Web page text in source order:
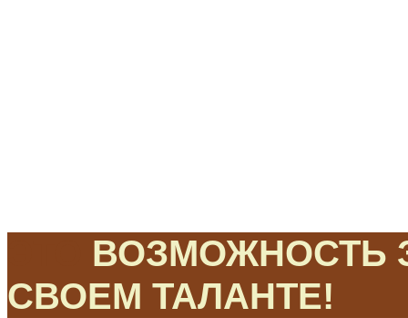
ВОЗМОЖНОСТЬ
СВОЕМ ТАЛАНТЕ!